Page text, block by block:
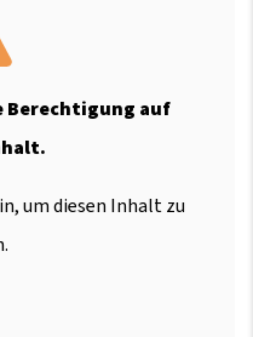
Berechtigung auf
um diesen Inhalt zu